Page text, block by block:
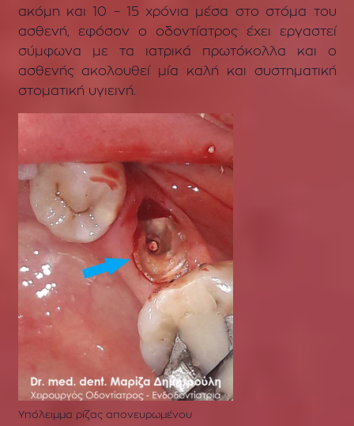
ακόμη και 10 – 15 χρόνια μέσα στο στόμα του
ασθενή, εφόσον ο οδοντίατρος έχει εργαστεί
σύμφωνα με τα ιατρικά πρωτόκολλα και ο
ασθενής ακολουθεί μία καλή και συστηματική
στοματική υγιεινή.
Υπόλειμμα ρίζας απονευρωμένου